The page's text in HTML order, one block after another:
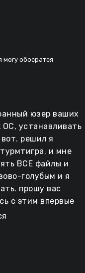
могу обосратся
юзер ваших
ОС, устанавливать
решил я
и мне
ВСЕ файлы и
голубым и я
прошу вас
с этим впервые